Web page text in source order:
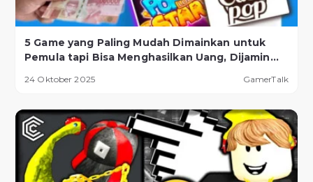
5 Game yang Paling Mudah Dimainkan untuk
Pemula tapi Bisa Menghasilkan Uang, Dijamin
24 Oktober 2025 GamerTalk